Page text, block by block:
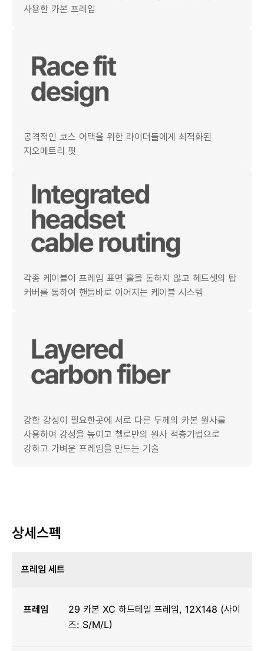
사용한 카본 프레임
공격적인 코스 어택을 위한 라이더들에게 최적화된
지오메트리 핏
각종 케이블이 프레임 표면 홀을 통하지 않고 헤드셋의 탑
커버를 통하여 핸들바로 이어지는 케이블 시스템
강한 강성이 필요한곳에 서로 다른 두께의 카본 원사를
사용하여 강성을 높이고 첼로만의 원사 적층기법으로
강하고 가벼운 프레임을 만드는 기술
상세스펙
프레임 세트
프레임
29 카본 XC 하드테일 프레임, 12X148 (사이
즈: S/M/L)